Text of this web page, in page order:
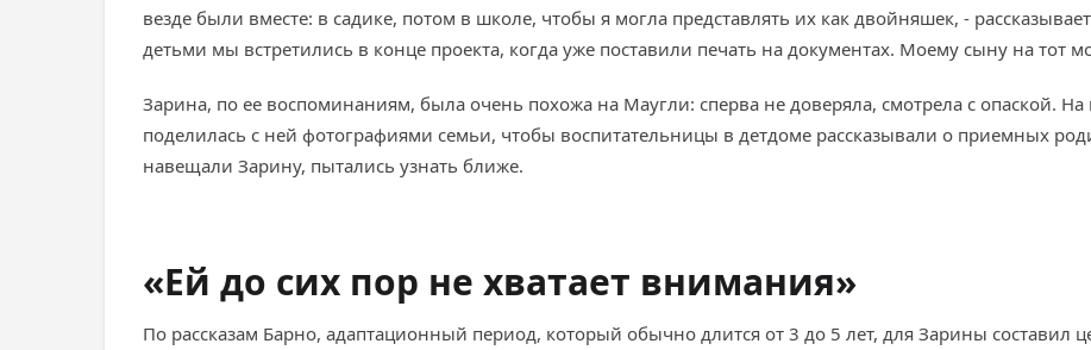
везде были вместе: в садике, потом в школе, чтобы я могла представлять их как двойняшек, -
детьми мы встретились в конце проекта, когда уже поставили печать на документах. Моему сыну на тот
Зарина, по ее воспоминаниям, была очень похожа на Маугли: сперва не доверяла, смотрела с опаской.
поделилась с ней фотографиями семьи, чтобы воспитательницы в детдоме рассказывали о приемных
навещали Зарину, пытались узнать ближе.
«Ей до сих пор не хватает внимания»
По рассказам Барно, адаптационный период, который обычно длится от 3 до 5 лет, для Зарины составил